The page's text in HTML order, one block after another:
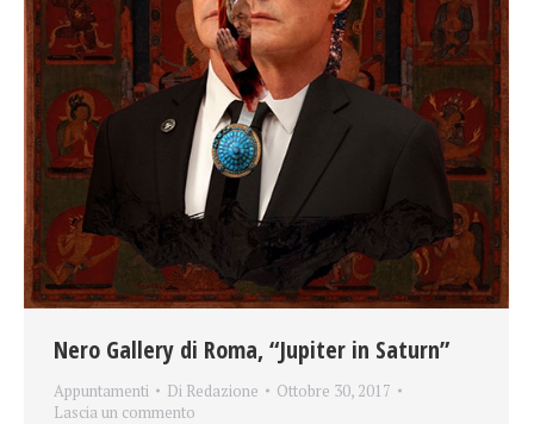
Nero Gallery di Roma, “Jupiter in Saturn”
Appuntamenti Di Redazione
Ottobre 30, 2017
Lascia un commento